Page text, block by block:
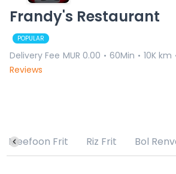
Frandy's Restaurant
POPULAR
Delivery Fee MUR 0.00 • 60Min • 10K km
Reviews
Meefoon Frit Riz Frit Bol